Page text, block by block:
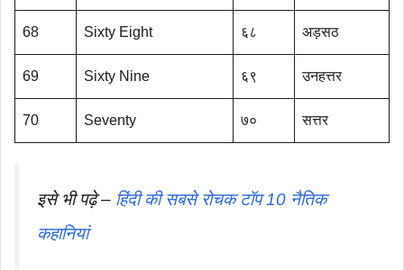
68 Sixty Eight ६८ अड़सठ
69 Sixty Nine ६९ उनहत्तर
70 Seventy ७० सत्तर
इसे भी पढ़े – हिंदी की सबसे रोचक टॉप 10 नैतिक
कहानियां